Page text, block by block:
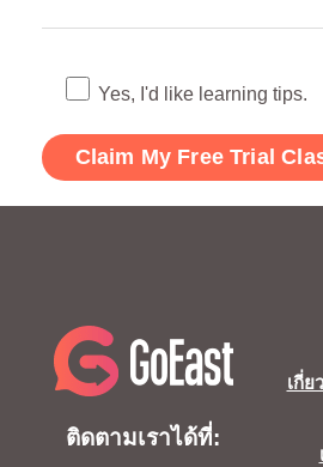
Yes, I'd like learning tips.
ติดตามเราได้ที่:
เกี่ย